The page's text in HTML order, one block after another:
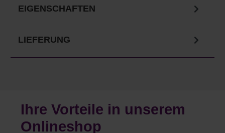
EIGENSCHAFTEN
LIEFERUNG
Ihre Vorteile in unserem
Onlineshop